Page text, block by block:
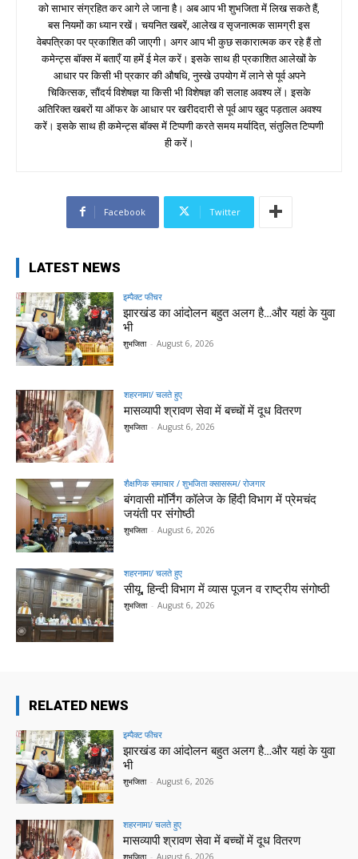
को साभार संग्रहित कर आगे ले जाना है। अब आप भी शुभजिता में लिख सकते हैं,
बस नियमों का ध्यान रखें। चयनित खबरें, आलेख व सृजनात्मक सामग्री इस
वेबपत्रिका पर प्रकाशित की जाएगी। अगर आप भी कुछ सकारात्मक कर रहे हैं तो
कमेन्ट्स बॉक्स में बताएँ या हमें ई मेल करें। इसके साथ ही प्रकाशित आलेखों के
आधार पर किसी भी प्रकार की औषधि, नुस्खे उपयोग में लाने से पूर्व अपने
चिकित्सक, सौंदर्य विशेषज्ञ या किसी भी विशेषज्ञ की सलाह अवश्य लें। इसके
अतिरिक्त खबरों या ऑफर के आधार पर खरीददारी से पूर्व आप खुद पड़ताल अवश्य
करें। इसके साथ ही कमेन्ट्स बॉक्स में टिप्पणी करते समय मर्यादित, संतुलित टिप्पणी
ही करें।
Facebook Twitter
LATEST NEWS
इम्पैक्ट फीचर
झारखंड का आंदोलन बहुत अलग है…और यहां के युवा
भी
शुभजिता - August 6, 2026
शहरनामा/ चलते हुए
मासव्यापी श्रावण सेवा में बच्चों में दूध वितरण
शुभजिता - August 6, 2026
शैक्षणिक समाचार / शुभजिता क्सासरूम/ रोजगार
बंगवासी मॉर्निंग कॉलेज के हिंदी विभाग में प्रेमचंद
जयंती पर संगोष्ठी
शुभजिता - August 6, 2026
शहरनामा/ चलते हुए
सीयू, हिन्दी विभाग में व्यास पूजन व राष्ट्रीय संगोष्ठी
शुभजिता - August 6, 2026
RELATED NEWS
इम्पैक्ट फीचर
झारखंड का आंदोलन बहुत अलग है…और यहां के युवा
भी
शुभजिता - August 6, 2026
शहरनामा/ चलते हुए
मासव्यापी श्रावण सेवा में बच्चों में दूध वितरण
शुभजिता - August 6, 2026